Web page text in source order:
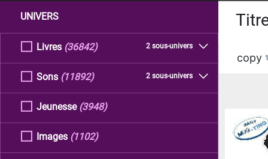
UNIVERS
Livres 2 sous-univers
(36842)
Sons 2 sous-univers
(11892)
Jeunesse (3948)
Images (1102)
copy